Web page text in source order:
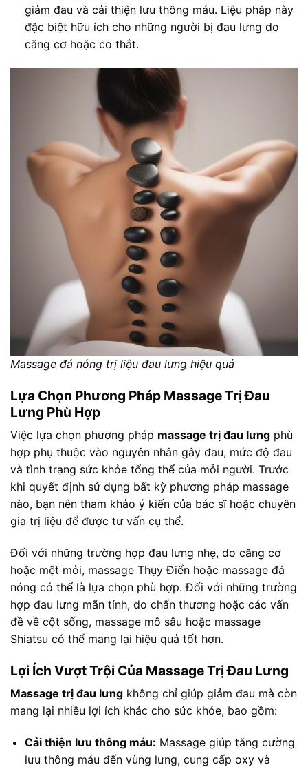
giảm đau và cải thiện lưu thông máu. Liệu pháp này
đặc biệt hữu ích cho những người bị đau lưng do
căng cơ hoặc co thắt.
Massage đá nóng trị liệu đau lưng hiệu quả
Lựa Chọn Phương Pháp Massage Trị Đau
Lưng Phù Hợp
Việc lựa chọn phương pháp massage trị đau lưng phù
hợp phụ thuộc vào nguyên nhân gây đau, mức độ đau
và tình trạng sức khỏe tổng thể của mỗi người. Trước
khi quyết định sử dụng bất kỳ phương pháp massage
nào, bạn nên tham khảo ý kiến của bác sĩ hoặc chuyên
gia trị liệu để được tư vấn cụ thể.
Đối với những trường hợp đau lưng nhẹ, do căng cơ
hoặc mệt mỏi, massage Thụy Điển hoặc massage đá
nóng có thể là lựa chọn phù hợp. Đối với những trường
hợp đau lưng mãn tính, do chấn thương hoặc các vấn
đề về cột sống, massage mô sâu hoặc massage
Shiatsu có thể mang lại hiệu quả tốt hơn.
Lợi Ích Vượt Trội Của Massage Trị Đau Lưng
Massage trị đau lưng không chỉ giúp giảm đau mà còn
mang lại nhiều lợi ích khác cho sức khỏe, bao gồm:
Cải thiện lưu thông máu: Massage giúp tăng cường
lưu thông máu đến vùng lưng, cung cấp oxy và